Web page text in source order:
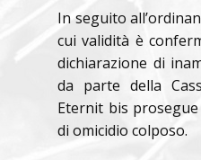
In seguito
cui validità è
dichiarazione di
da parte della
Eternit bis
di omicidio colposo.